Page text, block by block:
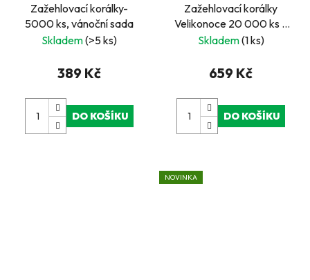
Zažehlovací korálky-
5000 ks, vánoční sada
Skladem(>5 ks)
389 Kč
DO KOŠÍKU
Zažehlovací korálky
Velikonoce 20 000 ks –
kreativní sada v kbelíku
Skladem(1 ks)
659 Kč
DO KOŠÍKU
NOVINKA